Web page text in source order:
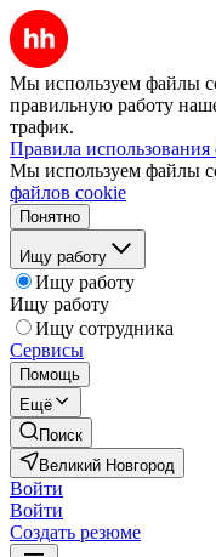
Мы используем файлы
правильную работу
трафик.
Правила
Мы используем файлы
файлов cookie
Понятно
Ищу работу
Ищу работу
Ищу работу
Ищу сотрудника
Сервисы
Помощь
Ещё
Поиск
Великий Новгород
Войти
Войти
Создать резюме